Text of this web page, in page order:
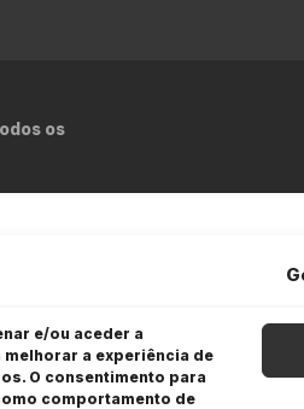
e/ou aceder a
a experiência de
O consentimento para
comportamento de
os